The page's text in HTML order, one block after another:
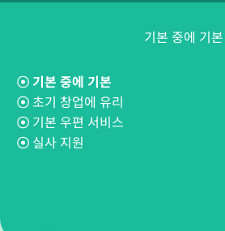
기본 중에 기본
☉ 기본 중에 기본
☉초기 창업에 유리
☉ 기본 우편 서비스
☉ 실사 지원